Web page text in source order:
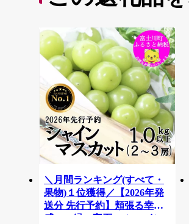
＼月間ランキング(すべて・
果物)１位獲得／【2026年発
送分 先行予約】頬張る幸福
感 〜緑の宝石・ シャイン